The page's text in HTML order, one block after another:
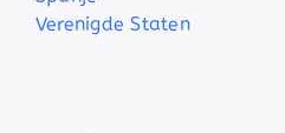
Verenigde Staten